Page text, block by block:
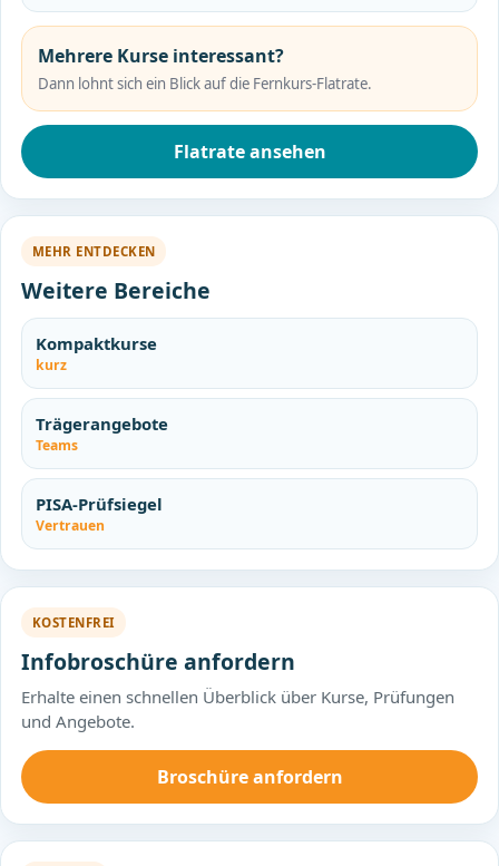
Mehrere Kurse interessant?
Dann lohnt sich ein Blick auf die Fernkurs-Flatrate.
Flatrate ansehen
MEHR ENTDECKEN
Weitere Bereiche
Kompaktkurse
kurz
Trägerangebote
Teams
PISA-Prüfsiegel
Vertrauen
KOSTENFREI
Infobroschüre anfordern
Erhalte einen schnellen Überblick über Kurse, Prüfungen
und Angebote.
Broschüre anfordern